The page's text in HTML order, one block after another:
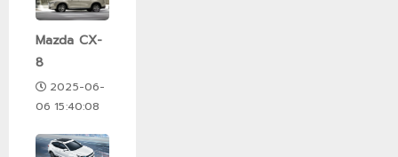
Mazda CX-
8
2025-06-
06 15:40:08